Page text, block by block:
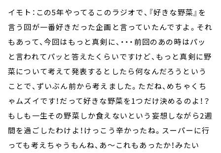
イモト：この5年やってるこのラジオで、『好きな野菜』を
言う回が一番好きだった企画と言っていたんですよ。それ
もあって、今回はもっと真剣に、・・・前回のあの時はパッ
と言われてパッと答えたくらいですけど、もっと真剣に野
菜について考えて発表するとしたら何なんだろうという
ことで、ずいぶん前から考えました。ただね、めちゃくち
ゃムズイです！だって好きな野菜を1つだけ決めるのよ！？
もしも一生その野菜しか食えないという妄想しながら2週
間を過ごしたわけよ！けっこう辛かったね。スーパーに行
っても考えちゃうもんね、あ～これもあったか！みたい